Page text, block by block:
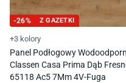
-26% Z GAZETKI
+3 kolory
Panel Podłogowy
Classen Casa Prima Dąb
65118 Ac5 7Mm 4V-Fuga